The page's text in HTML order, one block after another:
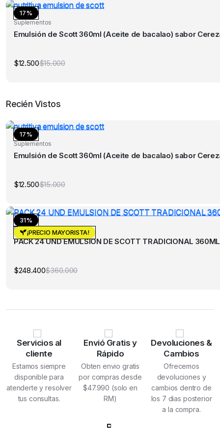
era:
$112.000.
es:
$78.400.
17%
Suplementos
Emulsión de Scott 360ml (Aceite de bacalao) sabor
$15.000El
$12.500 El
Recién Vistos
17%
Suplementos
Emulsión de Scott 360ml (Aceite de bacalao) sabor
$15.000El
era:
$15.000.
$12.500 El
es:
$12.500.
31%
¡PRECIO MAYORISTA!
Pack
PACK 24 UND EMULSION DE SCOTT TRADICIONAL 360ML
$360.000El
$248.400 El
Servicios al
cliente
Estamos siempre
disponible para
atenderte y resolver
tus consultas.
Envió Gratis y
Rápido
Obten envio gratis
por compras desde
$47.990 (solo en
RM)
Devoluciones &
Cambios
Ofrecemos
devoluciones y
cambios dentro de
los 7 dias posterior
a la compra.